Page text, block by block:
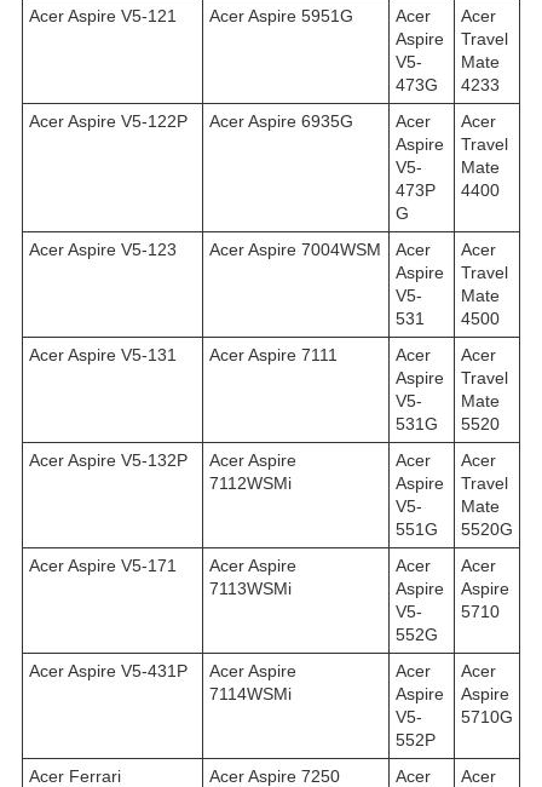
Acer Aspire V5-121 Acer Aspire 5951G
Acer
Aspire
V5-
473G
Acer
Travel
Mate
4233
Acer Aspire V5-122P
Acer Aspire 6935G
Acer
Aspire
V5-
473P
G
Acer
Travel
Mate
4400
Acer Aspire V5-123 Acer Aspire 7004WSM
Acer
Aspire
V5-
531
Acer
Travel
Mate
4500
Acer Aspire V5-131
Acer Aspire 7111
Acer
Aspire
V5-
531G
Acer
Travel
Mate
5520
Acer Aspire V5-132P
Acer Aspire
7112WSMi
Acer
Aspire
V5-
551G
Acer
Travel
Mate
5520G
Acer Aspire V5-171
Acer Aspire
7113WSMi
Acer
Aspire
V5-
552G
Acer
Aspire
5710
Acer Aspire V5-431P
Acer Aspire
7114WSMi
Acer
Aspire
V5-
552P
Acer
Aspire
5710G
Acer Ferrari
Acer Aspire 7250
Acer
Acer